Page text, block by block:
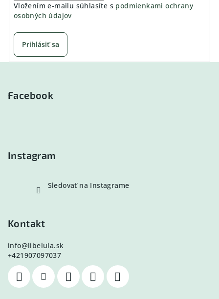
Vložením e-mailu súhlasíte s podmienkami ochrany
osobných údajov
Prihlásiť sa
Facebook
Instagram
Sledovať na Instagrame
Kontakt
info@libelula.sk
+421907097037